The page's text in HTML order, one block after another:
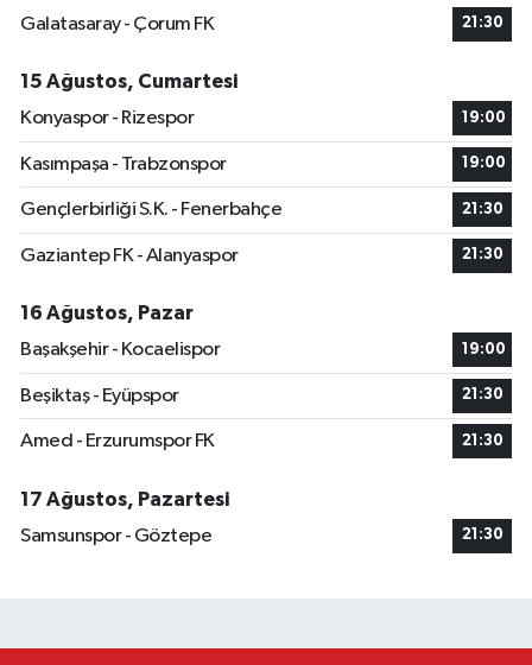
Galatasaray - Çorum FK 21:30
15 Ağustos, Cumartesi
Konyaspor - Rizespor
19:00
Kasımpaşa - Trabzonspor 19:00
Gençlerbirliği S.K. - Fenerbahçe 21:30
Gaziantep FK - Alanyaspor 21:30
16 Ağustos, Pazar
Başakşehir - Kocaelispor
19:00
Beşiktaş - Eyüpspor 21:30
Amed - Erzurumspor FK 21:30
17 Ağustos, Pazartesi
Samsunspor - Göztepe
21:30